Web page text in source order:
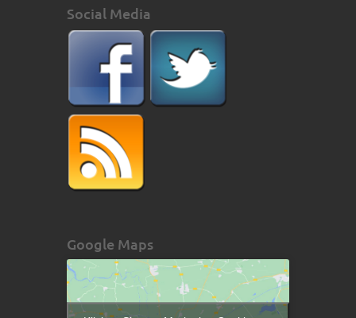
Social Media
Google Maps